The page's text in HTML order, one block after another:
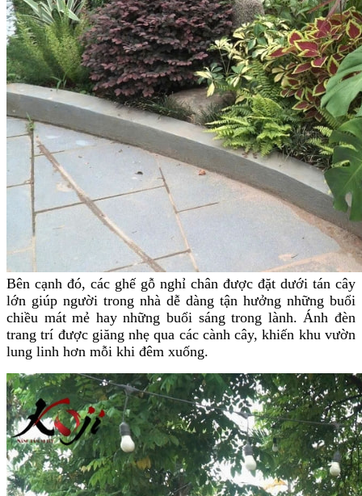
Bên cạnh đó, các ghế gỗ nghỉ chân được đặt dưới tán cây
lớn giúp người trong nhà dễ dàng tận hưởng những buổi
chiều mát mẻ hay những buổi sáng trong lành. Ánh đèn
trang trí được giăng nhẹ qua các cành cây, khiến khu vườn
lung linh hơn mỗi khi đêm xuống.